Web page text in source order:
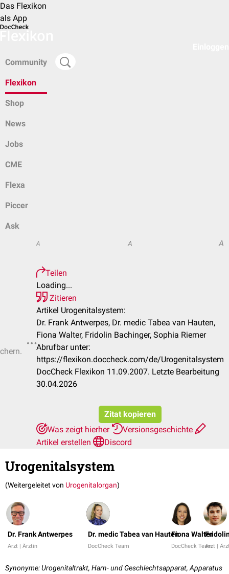
Das Flexikon
als App
Community
Flexikon
Shop
News
Jobs
CME
Flexa
Piccer
Ask
A A A
Teilen
Loading...
Zitieren
Artikel Urogenitalsystem:
Dr. Frank Antwerpes, Dr. medic Tabea van Hauten,
Fiona Walter, Fridolin Bachinger, Sophia Riemer
Abrufbar unter:
https://flexikon.doccheck.com/de/Urogenitalsystem
DocCheck Flexikon 11.09.2007. Letzte Bearbeitung
30.04.2026
Zitat kopieren
Was zeigt hierher
Versionsgeschichte
Artikel erstellen
Discord
Urogenitalsystem
(Weitergeleitet von Urogenitalorgan)
Dr. Frank Antwerpes
Arzt | Ärztin
Dr. medic Tabea van Hauten
DocCheck Team
Fiona Walter
DocCheck TeamArzt |
Synonyme: Urogenitaltrakt, Harn- und Geschlechtsapparat, Apparatus